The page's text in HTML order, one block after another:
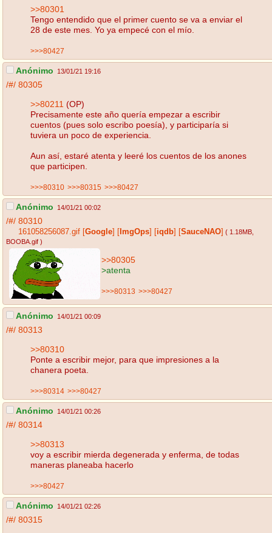
>>80301
Tengo entendido que el primer cuento se va a enviar el
28 de este mes. Yo ya empecé con el mío.
>>>80427
Anónimo 13/01/21 19:16
/#/ 80305
>>80211 (OP)
Precisamente este año quería empezar a escribir
cuentos (pues solo escribo poesía), y participaría si
tuviera un poco de experiencia.
Aun así, estaré atenta y leeré los cuentos de los anones
que participen.
>>>80310 >>>80315 >>>80427
Anónimo 14/01/21 00:02
/#/ 80310
161058256087.gif Google ImgOps iqdb SauceNAO ( 1.18MB
BOOBA.gif )
>>80305
>atenta
>>>80313 >>>80427
Anónimo 14/01/21 00:09
/#/ 80313
>>80310
Ponte a escribir mejor, para que impresiones a la
chanera poeta.
>>>80314 >>>80427
Anónimo 14/01/21 00:26
/#/ 80314
>>80313
voy a escribir mierda degenerada y enferma, de todas
maneras planeaba hacerlo
>>>80427
Anónimo 14/01/21 02:26
/#/ 80315